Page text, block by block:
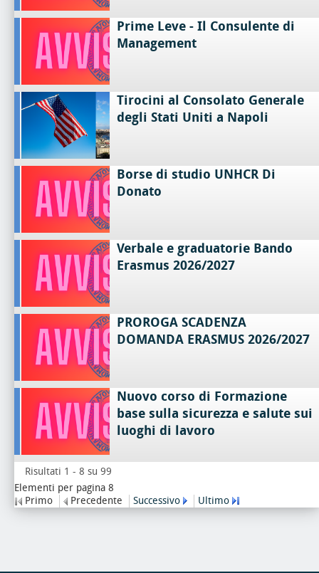
Prime Leve - Il Consulente di
Management
Tirocini al Consolato Generale
degli Stati Uniti a Napoli
Borse di studio UNHCR Di
Donato
Verbale e graduatorie Bando
Erasmus 2026/2027
PROROGA SCADENZA
DOMANDA ERASMUS 2026/2027
Nuovo corso di Formazione
base sulla sicurezza e salute sui
luoghi di lavoro
Risultati 1 - 8 su 99
Elementi per pagina 8
Primo
Precedente Successivo Ultimo